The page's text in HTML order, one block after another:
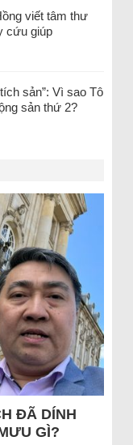
viết tâm thư
cứu giúp
sản”: Vì sao Tô
sản thứ 2?
ĐÃ DÍNH
GÌ?